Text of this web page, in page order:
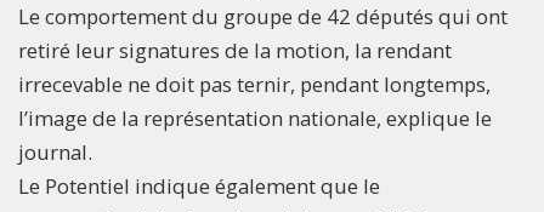
Le comportement du groupe de 42 députés qui ont
retiré leur signatures de la motion, la rendant
irrecevable ne doit pas ternir, pendant longtemps,
l’image de la représentation nationale, explique le
journal.
Le Potentiel indique également que le